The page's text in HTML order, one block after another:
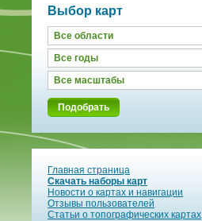
Выбор карт
Подобрать
Главная страница
Скачать наборы карт
Новости о картах и навигации
Отзывы пользователей
Статьи о топографических картах